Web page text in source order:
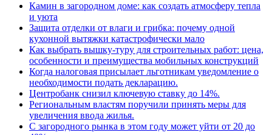
Камин в загородном доме: как создать атмосферу тепла
и уюта
Защита отделки от влаги и грибка: почему одной
кухонной вытяжки катастрофически мало
Как выбрать вышку-туру для строительных работ: цена,
особенности и преимущества мобильных конструкций
Когда налоговая присылает льготникам уведомление о
необходимости подать декларацию.
Центробанк снизил ключевую ставку до 14%.
Региональным властям поручили принять меры для
увеличения ввода жилья.
С загородного рынка в этом году может уйти от 20 до